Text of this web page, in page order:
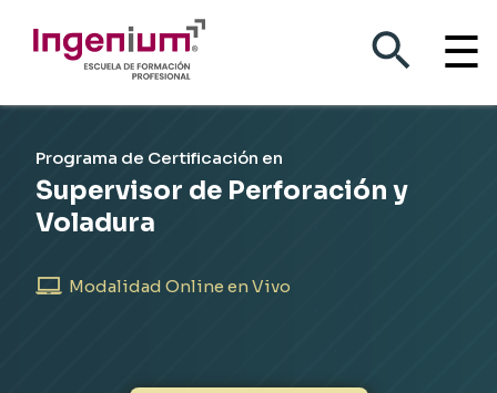
☰
Supervisor de Perforación y
Voladura
Programa de Certificación en
Supervisor de Perforación y
Voladura
Modalidad Online en Vivo